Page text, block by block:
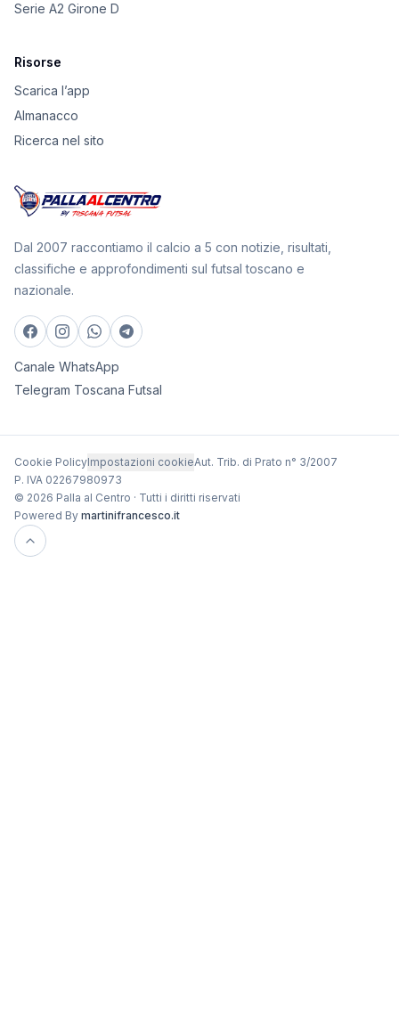
Serie A2 Girone D
Risorse
Scarica l’app
Almanacco
Ricerca nel sito
Dal 2007 raccontiamo il calcio a 5 con notizie, risultati,
classifiche e approfondimenti sul futsal toscano e
nazionale.
Canale WhatsApp
Telegram Toscana Futsal
Cookie PolicyImpostazioni cookieAut. Trib. di Prato n° 3/2007
P. IVA 02267980973
© 2026 Palla al Centro · Tutti i diritti riservati
Powered By martinifrancesco.it